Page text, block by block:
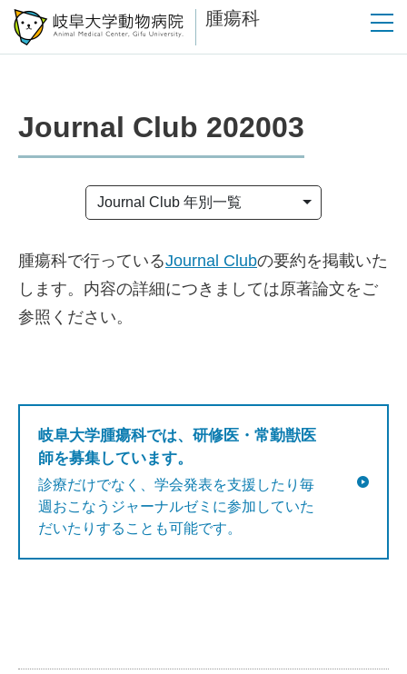
腫瘍科
Journal Club 202003
Journal Club 年別一覧
腫瘍科で行っているJournal Clubの要約を掲載いた
します。内容の詳細につきましては原著論文をご
参照ください。
岐阜大学腫瘍科では、研修医・常勤獣医
師を募集しています。
診療だけでなく、学会発表を支援したり毎
週おこなうジャーナルゼミに参加していた
だいたりすることも可能です。